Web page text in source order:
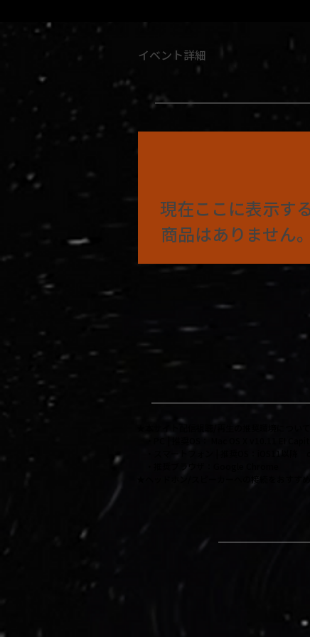
イベント詳細
現在ここに表示す
商品はありません。
・PC | 推奨OS： Mac OS X v10.11 EI
​★ヘッドホン/スピーカーへの接続をおすすめ